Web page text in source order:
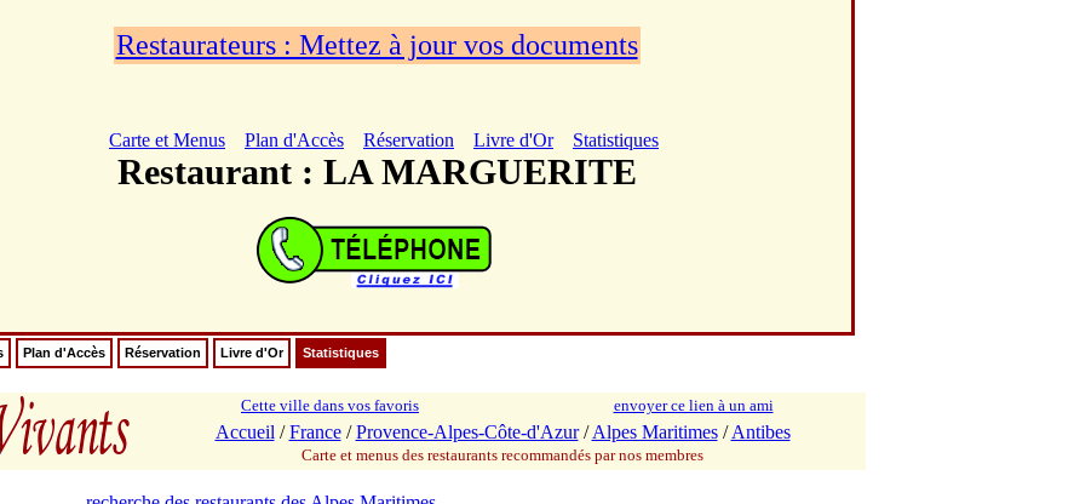
Restaurateurs : Mettez à jour vos documents
Carte et Menus Plan d'Accès Réservation Livre d'Or Statistiques
Restaurant : LA MARGUERITE
Plan d'Accès Réservation Livre d'Or Statistiques
Cette ville dans vos favoris envoyer ce lien à un ami
Accueil /France/Provence-Alpes-Côte-d'Azur/Alpes Maritimes/Antibes
Carte et menus des restaurants recommandés par nos membres